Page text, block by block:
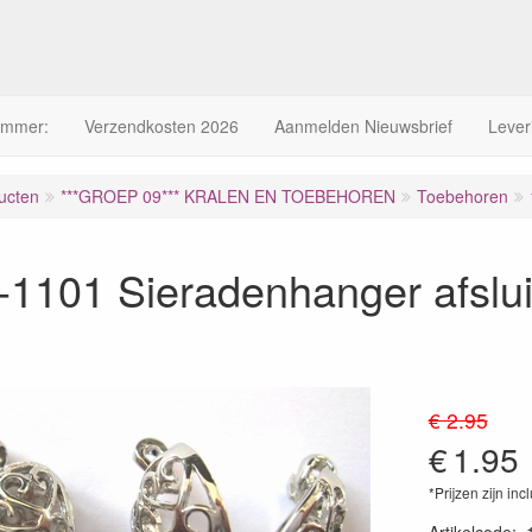
Verzendkosten 2026 Aanmelden Nieuwsbrief
***GROEP 09*** KRALEN EN TOEBEHOREN Toebehoren
Sieradenhanger
€ 2.95
€1.95
*Prijzen zijn